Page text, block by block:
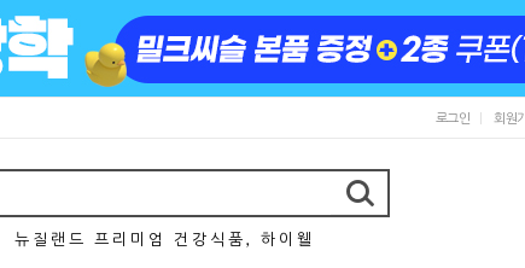
로그인 회원
뉴 질 랜 드 프 리 미 엄 건 강 식 품 , 하 이 웰